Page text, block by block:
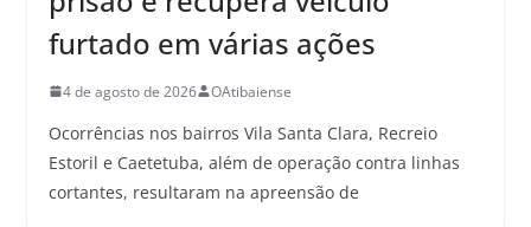
furtado em várias ações
4 de agosto de 2026 OAtibaiense
Ocorrências nos bairros Vila Santa Clara, Recreio
Estoril e Caetetuba, além de operação contra linhas
cortantes, resultaram na apreensão de